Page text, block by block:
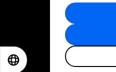
に収集された
トナーによっ
す。
プライバシーポ
サイ
©
世界